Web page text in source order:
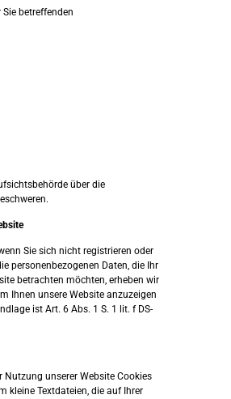
betreffenden
über die
Sie sich nicht registrieren oder
personenbezogenen Daten, die Ihr
betrachten möchten, erheben wir
Ihnen unsere Website anzuzeigen
ist Art. 6 Abs. 1 S. 1 lit. f DS-
unserer Website Cookies
kleine Textdateien, die auf Ihrer